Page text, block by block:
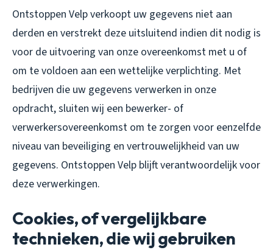
Ontstoppen Velp verkoopt uw gegevens niet aan
derden en verstrekt deze uitsluitend indien dit nodig is
voor de uitvoering van onze overeenkomst met u of
om te voldoen aan een wettelijke verplichting. Met
bedrijven die uw gegevens verwerken in onze
opdracht, sluiten wij een bewerker- of
verwerkersovereenkomst om te zorgen voor eenzelfde
niveau van beveiliging en vertrouwelijkheid van uw
gegevens. Ontstoppen Velp blijft verantwoordelijk voor
deze verwerkingen.
Cookies, of vergelijkbare
technieken, die wij gebruiken